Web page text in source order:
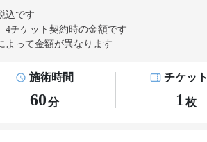
込です
チケット契約時の金額です
よって金額が異なります
施術時間
60分
チケット
1 枚